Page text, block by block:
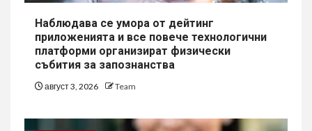
Наблюдава се умора от дейтинг
приложенията и все повече технологични
платформи организират физически
събития за запознанства
август 3, 2026 Team